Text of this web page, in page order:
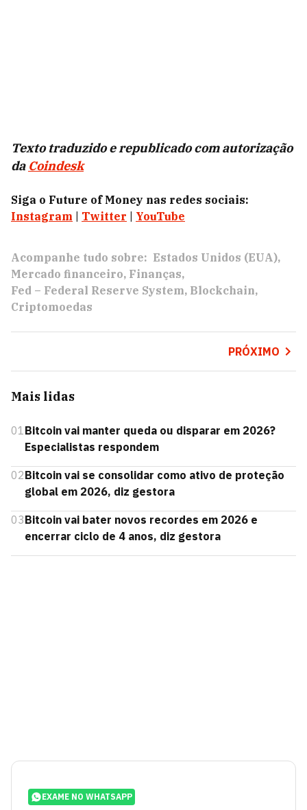
Texto traduzido e republicado com autorização
da Coindesk
Siga o Future of Money nas redes sociais:
Instagram
Twitter YouTube
Acompanhe tudo sobre: Estados Unidos (EUA)
Mercado financeiro Finanças
Fed – Federal Reserve System Blockchain
Criptomoedas
PRÓXIMO
Mais lidas
01Bitcoin vai manter queda ou disparar em 2026?
Especialistas respondem
02Bitcoin vai se consolidar como ativo de proteção
global em 2026, diz gestora
03Bitcoin vai bater novos recordes em 2026 e
encerrar ciclo de 4 anos, diz gestora
EXAME NO WHATSAPP